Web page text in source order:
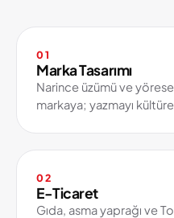
01
Marka Tasarımı
Narince üzümü ve
markaya; yazmayı
02
E-Ticaret
Gıda, asma yaprağı ve